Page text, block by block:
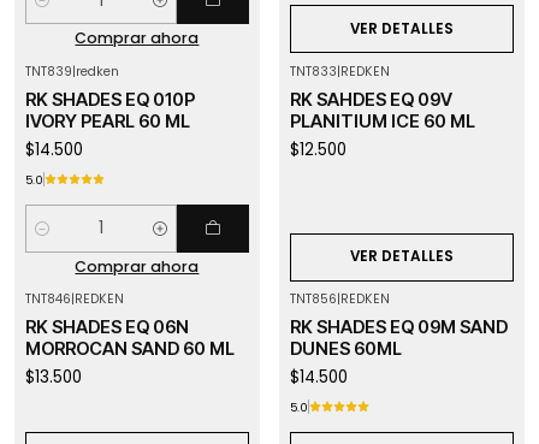
Cantidad
Comprar ahora
VER DETALLES
TNT839|redken
RK SHADES EQ 010P
IVORY PEARL 60 ML
$14.500
5.0
Cantidad
Comprar ahora
TNT833|REDKEN
RK SAHDES EQ 09V
PLANITIUM ICE 60 ML
$12.500
VER DETALLES
TNT846|REDKEN
RK SHADES EQ 06N
MORROCAN SAND 60 ML
$13.500
TNT856|REDKEN
RK SHADES EQ 09M SAND
DUNES 60ML
$14.500
5.0